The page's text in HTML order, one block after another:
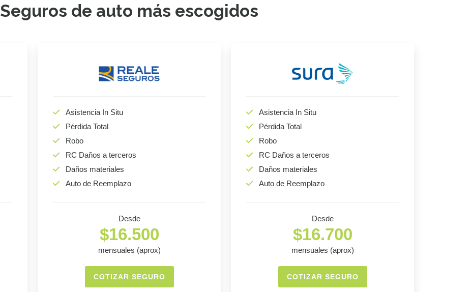
Seguros de auto más escogidos
Asistencia In Situ
Pérdida Total
Robo
RC Daños a terceros
Daños materiales
Auto de Reemplazo
Desde
$16.500
mensuales (aprox)
COTIZAR SEGURO
Asistencia In Situ
Pérdida Total
Robo
RC Daños a terceros
Daños materiales
Auto de Reemplazo
Desde
$16.700
mensuales (aprox)
COTIZAR SEGURO